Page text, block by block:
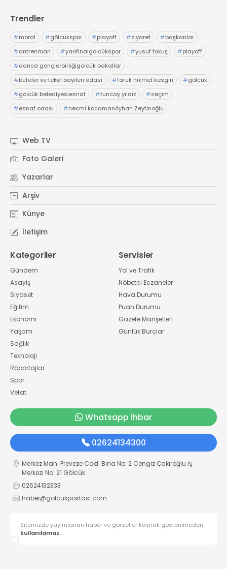
Trendler
#moral #gölcükspor #playoff #ziyaret #başkanlar
#antrenman #yarıfinalgölcükspor #yusuf tokuş #playoff
#darıca gençlerbirliğigölcük bakallar
#büfeler ve tekel bayileri odası #faruk hikmet kesgin #gölcük
#gölcük belediyesiesnaf #tuncay yıldız #seçim
#esnaf odası #necmi kocamanAyhan Zeytinoğlu
Web TV
Foto Galeri
Yazarlar
Arşiv
Künye
İletişim
Kategoriler
Gündem
Asayiş
Siyaset
Eğitim
Ekonomi
Yaşam
Sağlık
Teknoloji
Röportajlar
Spor
Vefat
Servisler
Yol ve Trafik
Nöbetçi Eczaneler
Hava Durumu
Puan Durumu
Gazete Manşetleri
Günlük Burçlar
Whatsapp İhbar
02624134300
Merkez Mah. Preveze Cad. Bina No: 2 Cengiz Çakıroğlu İş
Merkezi No: 21 Gölcük
02624132333
haber@golcukpostasi.com
Sitemizde yayımlanan haber ve görseller kaynak gösterilmeden
kullanılamaz.